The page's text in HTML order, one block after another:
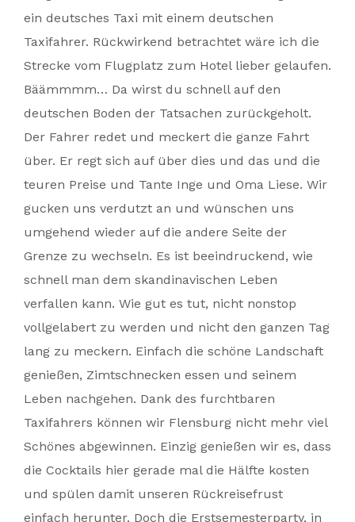
ein deutsches Taxi mit einem deutschen
Taxifahrer. Rückwirkend betrachtet wäre ich die
Strecke vom Flugplatz zum Hotel lieber gelaufen.
Bäämmmm… Da wirst du schnell auf den
deutschen Boden der Tatsachen zurückgeholt.
Der Fahrer redet und meckert die ganze Fahrt
über. Er regt sich auf über dies und das und die
teuren Preise und Tante Inge und Oma Liese. Wir
gucken uns verdutzt an und wünschen uns
umgehend wieder auf die andere Seite der
Grenze zu wechseln. Es ist beeindruckend, wie
schnell man dem skandinavischen Leben
verfallen kann. Wie gut es tut, nicht nonstop
vollgelabert zu werden und nicht den ganzen Tag
lang zu meckern. Einfach die schöne Landschaft
genießen, Zimtschnecken essen und seinem
Leben nachgehen. Dank des furchtbaren
Taxifahrers können wir Flensburg nicht mehr viel
Schönes abgewinnen. Einzig genießen wir es, dass
die Cocktails hier gerade mal die Hälfte kosten
und spülen damit unseren Rückreisefrust
einfach herunter. Doch die Erstsemesterparty, in